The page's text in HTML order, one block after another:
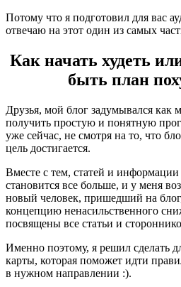
Потому что я подготовил для вас
отвечаю на этот один из самых
Как начать худеть
быть план
Друзья, мой блог задумывался как
получить простую и понятную
уже сейчас, не смотря на то, что
цель достигается.
Вместе с тем, статей и
становится все больше, и у меня
новый человек, пришедший на
концепцию ненасильственного
посвящены все статьи и
Именно поэтому, я решил сделать
карты, которая поможет идти
в нужном направлении :).